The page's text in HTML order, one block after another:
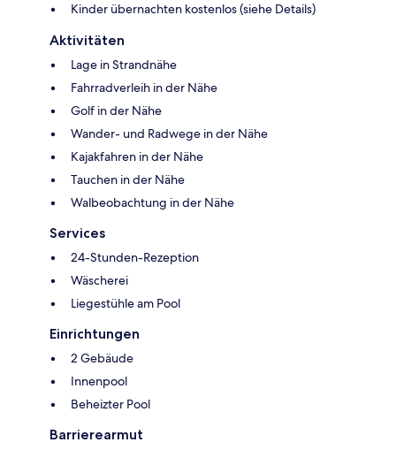
Kinder übernachten kostenlos (siehe Details)
Aktivitäten
Lage in Strandnähe
Fahrradverleih in der Nähe
Golf in der Nähe
Wander- und Radwege in der Nähe
Kajakfahren in der Nähe
Tauchen in der Nähe
Walbeobachtung in der Nähe
Services
24-Stunden-Rezeption
Wäscherei
Liegestühle am Pool
Einrichtungen
2 Gebäude
Innenpool
Beheizter Pool
Barrierearmut